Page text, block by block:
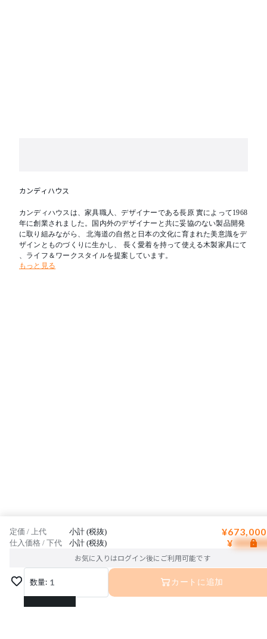
カンディハウス
カンディハウスは、家具職人、デザイナーである長原 實によって1968
年に創業されました。国内外のデザイナーと共に妥協のない製品開発
に取り組みながら、 北海道の自然と日本の文化に育まれた美意識をデ
ザインとものづくりに生かし、 長く愛着を持って使える木製家具にて
、ライフ＆ワークスタイルを提案しています。
もっと見る
定価 / 上代 小計 (税抜)
仕入価格 / 下代 小計 (税抜) ¥
お気に入りはログイン後にご利用可能です
数量: 1
1
カートに追加